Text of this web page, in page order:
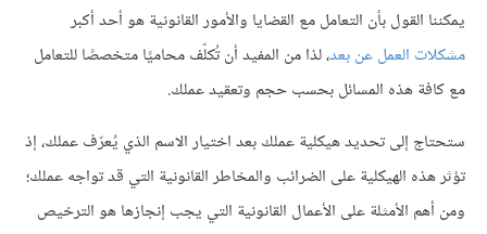
يمكننا القول بأن التعامل مع القضايا والأمور القانونية هو أحد أكبر
مشكلات العمل عن بعد، لذا من المفيد أن تُكلّف محاميًا متخصصًا للتعامل
مع كافة هذه المسائل بحسب حجم وتعقيد عملك.
ستحتاج إلى تحديد هيكلية عملك بعد اختيار الاسم الذي يُعرّف عملك، إذ
تؤثر هذه الهيكلية على الضرائب والمخاطر القانونية التي قد تواجه عملك؛
ومن أهم الأمثلة على الأعمال القانونية التي يجب إنجازها هو الترخيص